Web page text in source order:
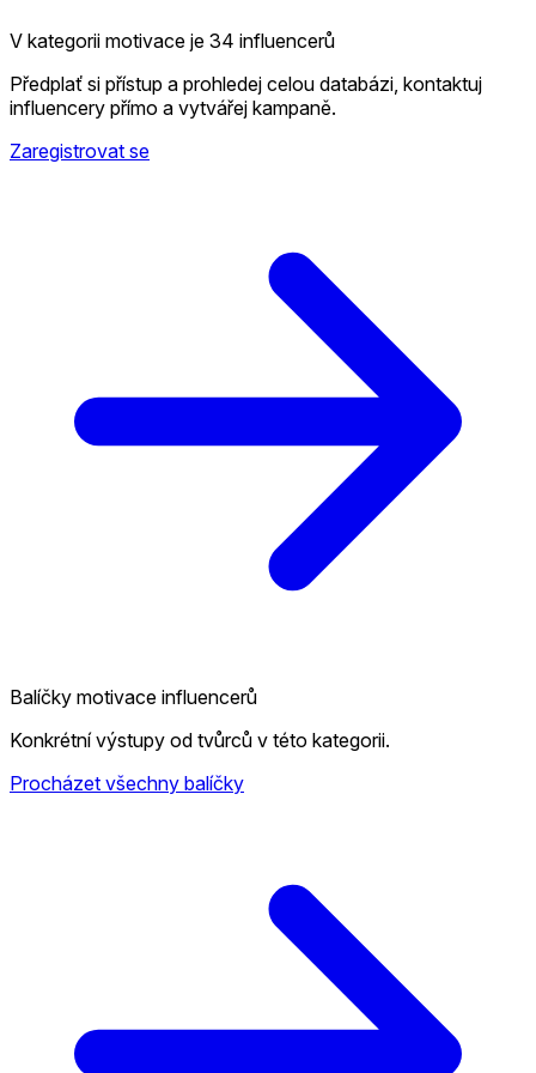
V kategorii motivace je 34 influencerů
Předplať si přístup a prohledej celou databázi, kontaktuj
influencery přímo a vytvářej kampaně.
Zaregistrovat se
Balíčky motivace influencerů
Konkrétní výstupy od tvůrců v této kategorii.
Procházet všechny balíčky